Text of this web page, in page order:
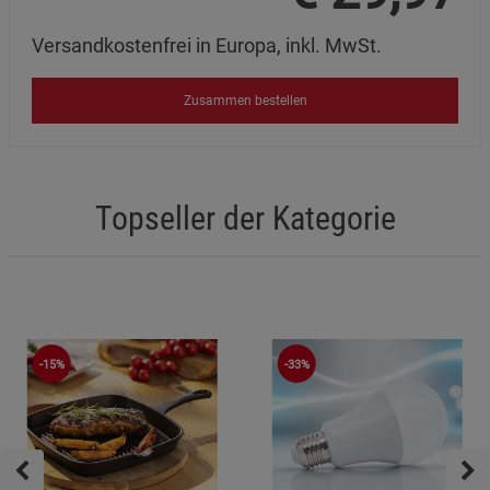
Versandkostenfrei in Europa, inkl. MwSt.
Zusammen bestellen
Topseller der Kategorie
-15% -33%